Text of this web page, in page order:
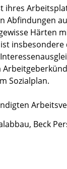
ihres
Abfindungen
Härten
insbesondere
Sozialplan.
Beck